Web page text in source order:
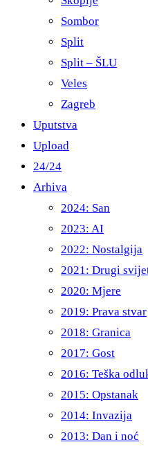
Sombor
Split
Split – ŠLU
Veles
Zagreb
Uputstva
Upload
24/24
Arhiva
2024: San
2023: AI
2022: Nostalgija
2021: Drugi
2020: Mjere
2019: Prava stvar
2018: Granica
2017: Gost
2016: Teška
2015: Opstanak
2014: Invazija
2013: Dan i noć